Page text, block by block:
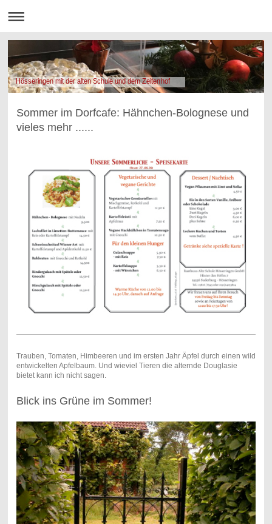
Hösseringen mit der alten Schule und dem Zeitenhof
Sommer im Dorfcafe: Hähnchen-Bolognese und
vieles mehr ......
Trauben, Tomaten, Himbeeren und im ersten Jahr Äpfel durch einen wild
entwickelten Apfelbaum. Und wieviel Tieren die alternde Douglasie
bietet kann ich nicht sagen.
Blick ins Grüne im Sommer!